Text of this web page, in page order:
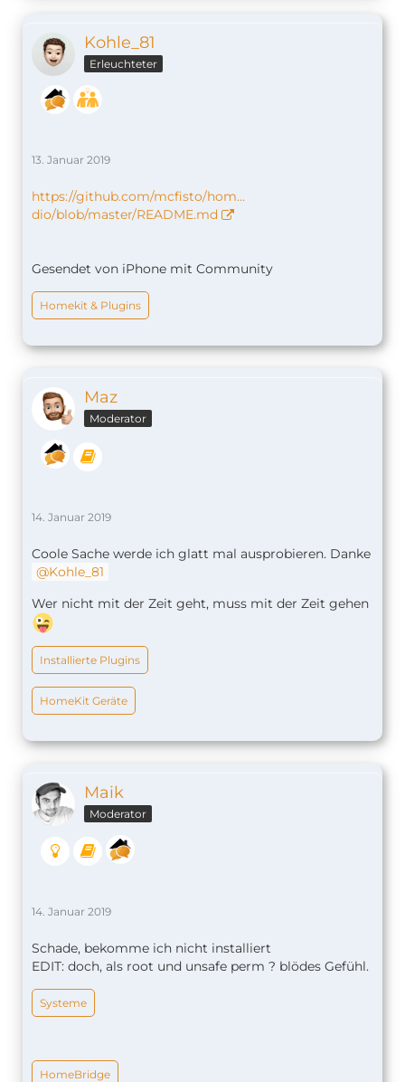
Kohle_81
Erleuchteter
13. Januar 2019
https://github.com/mcfisto/hom…
dio/blob/master/README.md
Gesendet von iPhone mit Community
Homekit & Plugins
Maz
Moderator
14. Januar 2019
Coole Sache werde ich glatt mal ausprobieren. Danke
Kohle_81
Wer nicht mit der Zeit geht, muss mit der Zeit gehen
Installierte Plugins
HomeKit Geräte
Maik
Moderator
14. Januar 2019
Schade, bekomme ich nicht installiert
EDIT: doch, als root und unsafe perm ? blödes Gefühl.
Systeme
HomeBridge